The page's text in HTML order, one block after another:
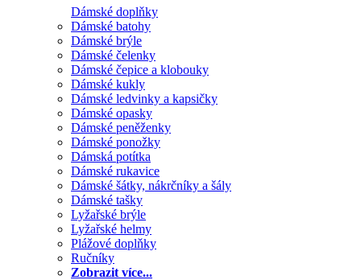
Dámské doplňky
Dámské batohy
Dámské brýle
Dámské čelenky
Dámské čepice a klobouky
Dámské kukly
Dámské ledvinky a kapsičky
Dámské opasky
Dámské peněženky
Dámské ponožky
Dámská potítka
Dámské rukavice
Dámské šátky, nákrčníky a šály
Dámské tašky
Lyžařské brýle
Lyžařské helmy
Plážové doplňky
Ručníky
Zobrazit více...